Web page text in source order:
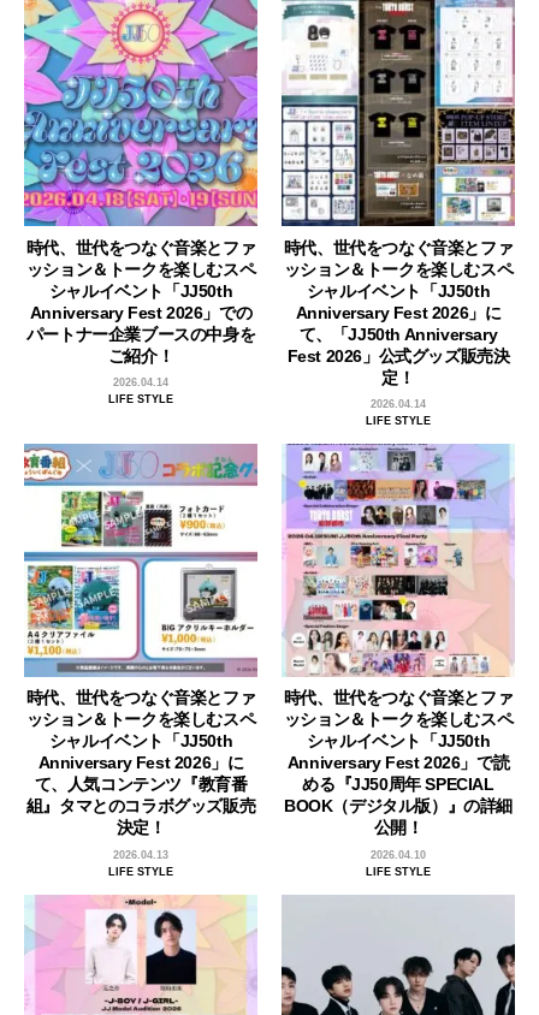
時代、世代をつなぐ音楽とファ
ッション＆トークを楽しむスペ
シャルイベント「JJ50th
Anniversary Fest 2026」での
パートナー企業ブースの中身を
ご紹介！
2026.04.14
LIFE STYLE
時代、世代をつなぐ音楽とファ
ッション＆トークを楽しむスペ
シャルイベント「JJ50th
Anniversary Fest 2026」に
て、「JJ50th Anniversary
Fest 2026」公式グッズ販売決
定！
2026.04.14
LIFE STYLE
時代、世代をつなぐ音楽とファ
ッション＆トークを楽しむスペ
シャルイベント「JJ50th
Anniversary Fest 2026」に
て、人気コンテンツ『教育番
組』タマとのコラボグッズ販売
決定！
2026.04.13
LIFE STYLE
時代、世代をつなぐ音楽とファ
ッション＆トークを楽しむスペ
シャルイベント「JJ50th
Anniversary Fest 2026」で読
める『JJ50周年 SPECIAL
BOOK（デジタル版）』の詳細
公開！
2026.04.10
LIFE STYLE